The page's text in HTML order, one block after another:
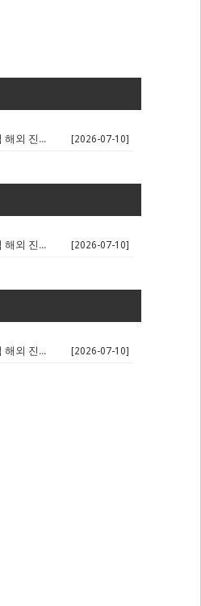
🌍 경기 AI 스타트업 해외 진출 판... [2026-07-10]
🌍 경기 AI 스타트업 해외 진출 판... [2026-07-10]
🌍 경기 AI 스타트업 해외 진출 판... [2026-07-10]